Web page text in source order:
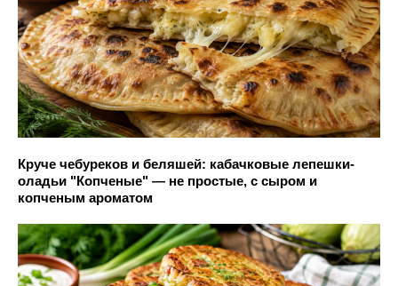
Круче чебуреков и беляшей: кабачковые лепешки-
оладьи "Копченые" — не простые, с сыром и
копченым ароматом